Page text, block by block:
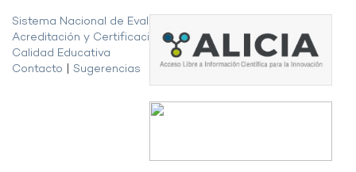
Sistema Nacional de Evaluación,
Acreditación y Certificación de la
Calidad Educativa
Contacto
Sugerencias